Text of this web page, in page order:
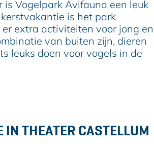
is Vogelpark Avifauna een leuk
is het park
extra activiteiten voor jong en
van buiten zijn, dieren
leuks doen voor vogels in de
IN THEATER CASTELLUM